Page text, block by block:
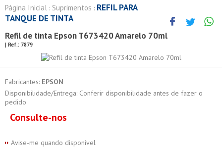
Página Inicial : Suprimentos : REFIL PARA
TANQUE DE TINTA
Refil de tinta Epson T673420 Amarelo 70ml
| Ref.: 7879
Fabricantes: EPSON
Disponibilidade/Entrega: Conferir disponibilidade antes de fazer o
pedido
Consulte-nos
Avise-me quando disponível